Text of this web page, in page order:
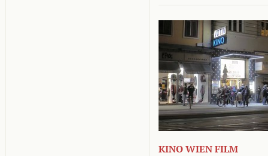
KINO WIEN FILM